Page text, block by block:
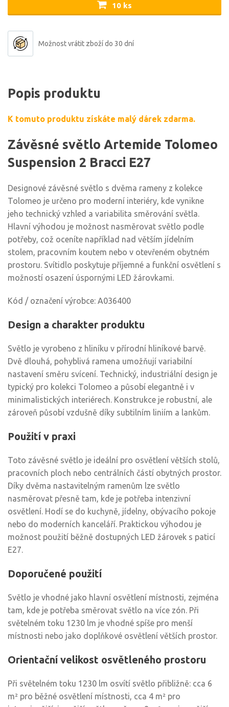
10 ks
Možnost vrátit zboží do 30 dní
Popis produktu
K tomuto produktu získáte malý dárek zdarma.
Závěsné světlo Artemide Tolomeo
Suspension 2 Bracci E27
Designové závěsné světlo s dvěma rameny z kolekce
Tolomeo je určeno pro moderní interiéry, kde vynikne
jeho technický vzhled a variabilita směrování světla.
Hlavní výhodou je možnost nasměrovat světlo podle
potřeby, což oceníte například nad větším jídelním
stolem, pracovním koutem nebo v otevřeném obytném
prostoru. Svítidlo poskytuje příjemné a funkční osvětlení s
možností osazení úspornými LED žárovkami.
Kód / označení výrobce: A036400
Design a charakter produktu
Světlo je vyrobeno z hliníku v přírodní hliníkové barvě.
Dvě dlouhá, pohyblivá ramena umožňují variabilní
nastavení směru svícení. Technický, industriální design je
typický pro kolekci Tolomeo a působí elegantně i v
minimalistických interiérech. Konstrukce je robustní, ale
zároveň působí vzdušně díky subtilním liniím a lankům.
Použití v praxi
Toto závěsné světlo je ideální pro osvětlení větších stolů,
pracovních ploch nebo centrálních částí obytných prostor.
Díky dvěma nastavitelným ramenům lze světlo
nasměrovat přesně tam, kde je potřeba intenzivní
osvětlení. Hodí se do kuchyně, jídelny, obývacího pokoje
nebo do moderních kanceláří. Praktickou výhodou je
možnost použití běžně dostupných LED žárovek s paticí
E27.
Doporučené použití
Světlo je vhodné jako hlavní osvětlení místnosti, zejména
tam, kde je potřeba směrovat světlo na více zón. Při
světelném toku 1230 lm je vhodné spíše pro menší
místnosti nebo jako doplňkové osvětlení větších prostor.
Orientační velikost osvětleného prostoru
Při světelném toku 1230 lm osvítí světlo přibližně: cca 6
m² pro běžné osvětlení místnosti, cca 4 m² pro